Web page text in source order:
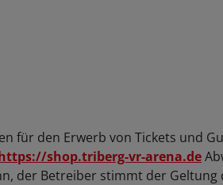
für den Erwerb von Tickets und
shop.triberg-vr-arena.de
der Betreiber stimmt der